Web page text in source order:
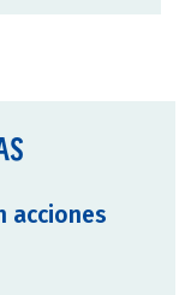
acciones